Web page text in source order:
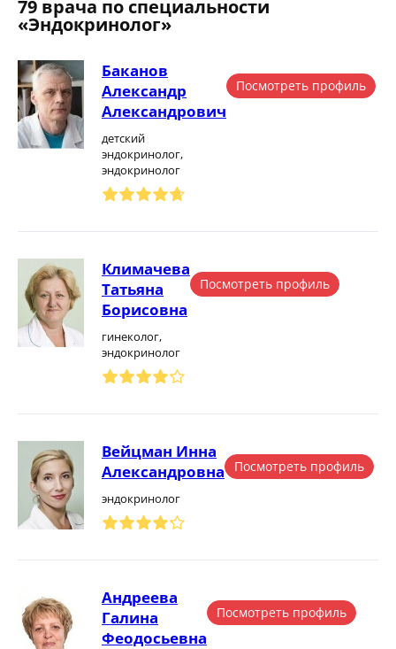
79 врача по специальности
«Эндокринолог»
Баканов
Александр
Александрович
детский
эндокринолог,
эндокринолог
Посмотреть профиль
Климачева
Татьяна
Борисовна
гинеколог,
эндокринолог
Посмотреть профиль
Вейцман Инна
Александровна
эндокринолог
Посмотреть профиль
Андреева
Галина
Феодосьевна
Посмотреть профиль